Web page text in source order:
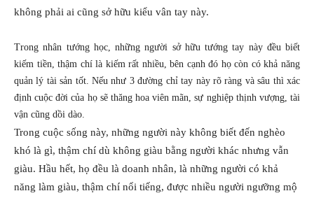
không phải ai cũng sở hữu kiểu vân tay này.
Trong nhân tướng học, những người sở hữu tướng tay này đều biết
kiếm tiền, thậm chí là kiếm rất nhiều, bên cạnh đó họ còn có khả năng
quản lý tài sản tốt. Nếu như 3 đường chỉ tay này rõ ràng và sâu thì xác
định cuộc đời của họ sẽ thăng hoa viên mãn, sự nghiệp thịnh vượng, tài
vận cũng dồi dào.
Trong cuộc sống này, những người này không biết đến nghèo
khó là gì, thậm chí dù không giàu bằng người khác nhưng vẫn
giàu. Hầu hết, họ đều là doanh nhân, là những người có khả
năng làm giàu, thậm chí nổi tiếng, được nhiều người ngưỡng mộ